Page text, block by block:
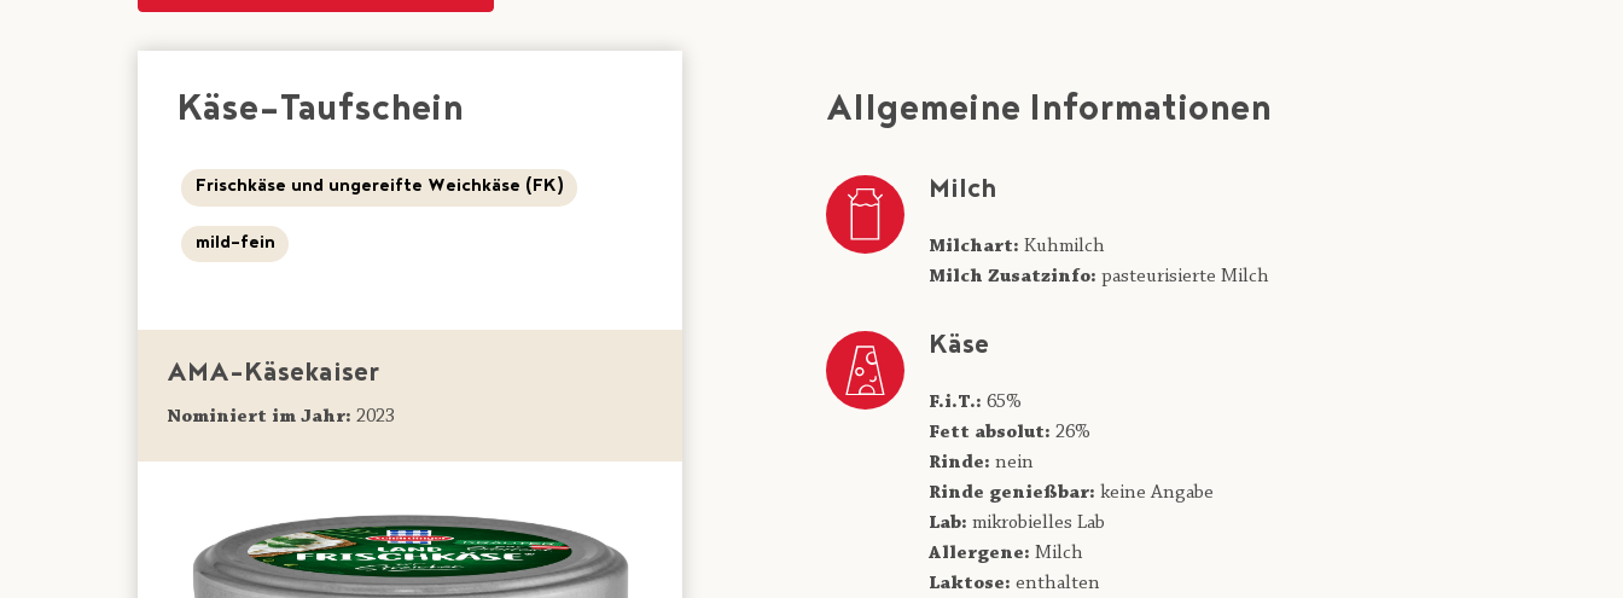
Käse-Taufschein
Frischkäse und ungereifte Weichkäse (FK)
mild-fein
AMA-Käsekaiser
Nominiert im Jahr: 2023
Allgemeine Informationen
Milch
Milchart: Kuhmilch
Milch Zusatzinfo: pasteurisierte Milch
Käse
F.i.T.: 65%
Fett absolut: 26%
Rinde: nein
Rinde genießbar: keine Angabe
Lab: mikrobielles Lab
Allergene: Milch
Laktose: enthalten